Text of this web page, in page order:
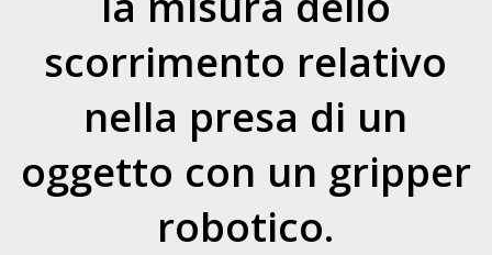
scorrimento relativo
nella presa di un
oggetto con un gripper
robotico.